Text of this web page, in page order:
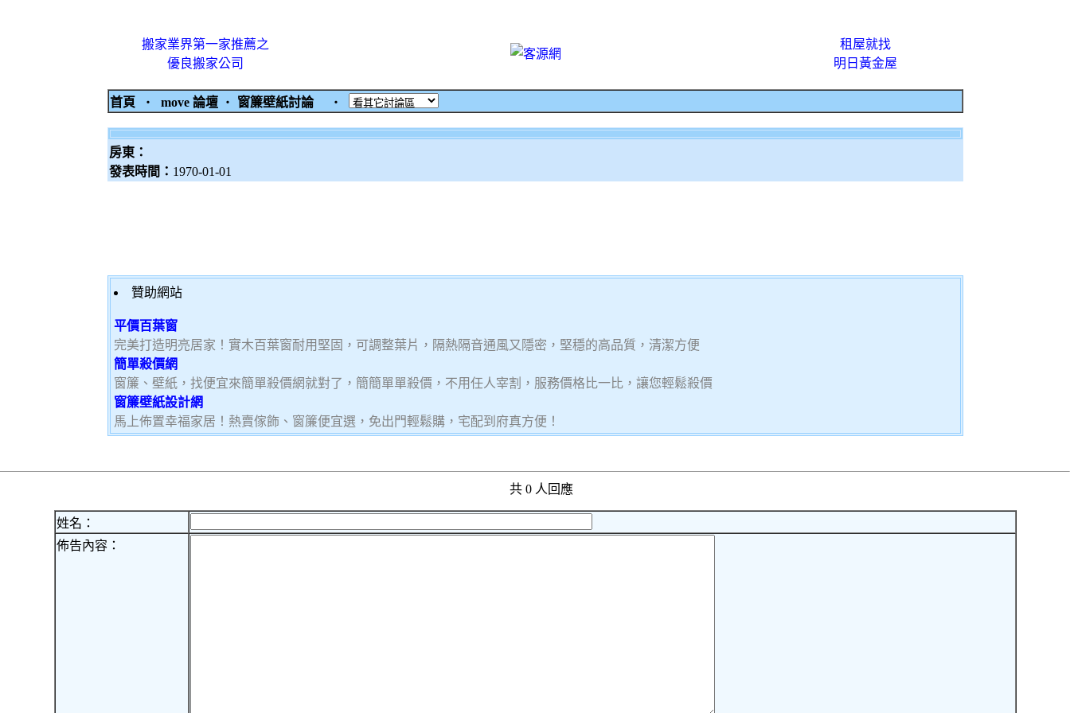
搬家業界第一家推薦之
優良搬家公司
租屋就找
明日黃金屋
首頁 ‧ move 論壇 ‧ 窗簾壁紙討論 ‧
房東：
發表時間： 1970-01-01
贊助網站
平價百葉窗
完美打造明亮居家！實木百葉窗耐用堅固，可調整葉片，隔熱隔音通風又隱密，堅穩的高品質，清潔方便
簡單殺價網
窗簾、壁紙，找便宜來簡單殺價網就對了，簡簡單單殺價，不用任人宰割，服務價格比一比，讓您輕鬆殺價
窗簾壁紙設計網
馬上佈置幸福家居！熱賣傢飾、窗簾便宜選，免出門輕鬆購，宅配到府真方便！
共 0 人回應
姓名：
佈告內容：